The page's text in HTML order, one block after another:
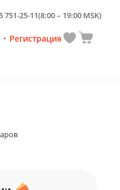
751-25-11(8:00 – 19:00 MSK)
• Регистрация